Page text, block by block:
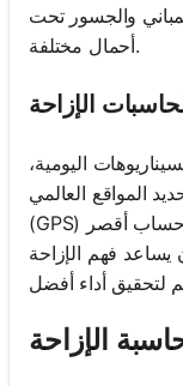
والجسور تحت
أحمال مختلفة.
الإزاحة
اليومية،
المواقع العالمي
(GPS) الإزاحة لتقديم التوجيهات عن طريق حساب أقصر
فهم الإزاحة
الإزاحة